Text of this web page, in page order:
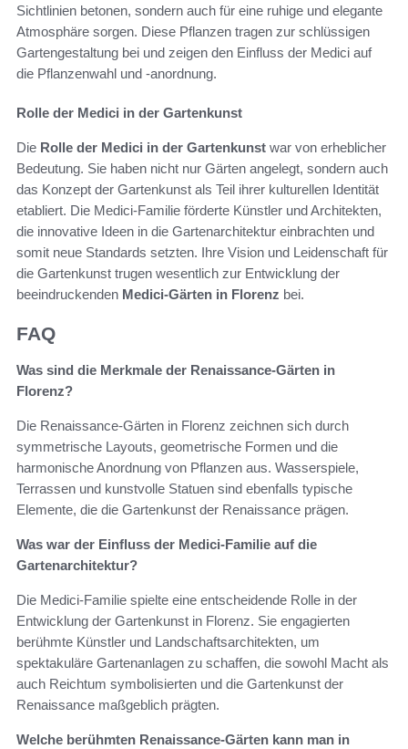
Sichtlinien betonen, sondern auch für eine ruhige und elegante
Atmosphäre sorgen. Diese Pflanzen tragen zur schlüssigen
Gartengestaltung bei und zeigen den Einfluss der Medici auf
die Pflanzenwahl und -anordnung.
Rolle der Medici in der Gartenkunst
Die Rolle der Medici in der Gartenkunst war von erheblicher
Bedeutung. Sie haben nicht nur Gärten angelegt, sondern auch
das Konzept der Gartenkunst als Teil ihrer kulturellen Identität
etabliert. Die Medici-Familie förderte Künstler und Architekten,
die innovative Ideen in die Gartenarchitektur einbrachten und
somit neue Standards setzten. Ihre Vision und Leidenschaft für
die Gartenkunst trugen wesentlich zur Entwicklung der
beeindruckenden Medici-Gärten in Florenz bei.
FAQ
Was sind die Merkmale der Renaissance-Gärten in
Florenz?
Die Renaissance-Gärten in Florenz zeichnen sich durch
symmetrische Layouts, geometrische Formen und die
harmonische Anordnung von Pflanzen aus. Wasserspiele,
Terrassen und kunstvolle Statuen sind ebenfalls typische
Elemente, die die Gartenkunst der Renaissance prägen.
Was war der Einfluss der Medici-Familie auf die
Gartenarchitektur?
Die Medici-Familie spielte eine entscheidende Rolle in der
Entwicklung der Gartenkunst in Florenz. Sie engagierten
berühmte Künstler und Landschaftsarchitekten, um
spektakuläre Gartenanlagen zu schaffen, die sowohl Macht als
auch Reichtum symbolisierten und die Gartenkunst der
Renaissance maßgeblich prägten.
Welche berühmten Renaissance-Gärten kann man in